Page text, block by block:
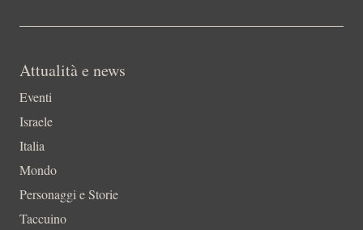
Attualità e news
Eventi
Israele
Italia
Mondo
Personaggi e Storie
Taccuino